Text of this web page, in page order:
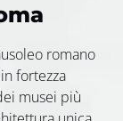
romano
fortezza
musei più